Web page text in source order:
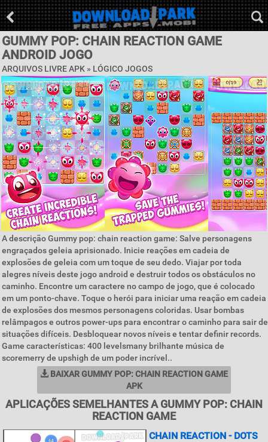
GUMMY POP: CHAIN REACTION GAME
ANDROID JOGO
ARQUIVOS LIVRE APK » LÓGICO JOGOS
A descrição Gummy pop: chain reaction game: Salve personagens
engraçados geleia aprisionado. Inicie reações em cadeia de
explosões de geleia com um toque de seu dedo. Viajar por toda
alegres níveis deste jogo android e destruir todos os obstáculos no
caminho. Encontre um caractere no campo de jogo, que é colocado
em um ponto-chave. Toque o herói para iniciar uma reação em cadeia
de explosões dos mesmos personagens coloridas. Usar bombas
relâmpagos e outros power-ups para encontrar o caminho para sair de
situações difíceis. Desbloquear novos níveis e tentar definir records.
Game características: 400 levelsmany brilhante música de
scoremerry de upshigh de um poder incrível..
BAIXAR GUMMY POP: CHAIN REACTION GAME
APK
APLICAÇÕES SEMELHANTES A GUMMY POP: CHAIN
REACTION GAME
CHAIN REACTION - DOTS